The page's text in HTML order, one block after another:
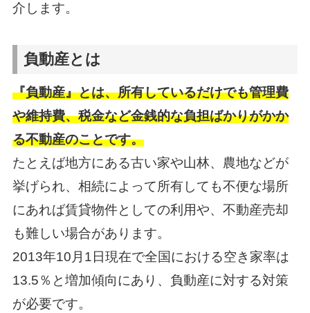
介します。
負動産とは
『負動産』とは、所有しているだけでも管理費
や維持費、税金など金銭的な負担ばかりがかか
る不動産のことです。
たとえば地方にある古い家や山林、農地などが
挙げられ、相続によって所有しても不便な場所
にあれば賃貸物件としての利用や、不動産売却
も難しい場合があります。
2013年10月1日現在で全国における空き家率は
13.5％と増加傾向にあり、負動産に対する対策
が必要です。